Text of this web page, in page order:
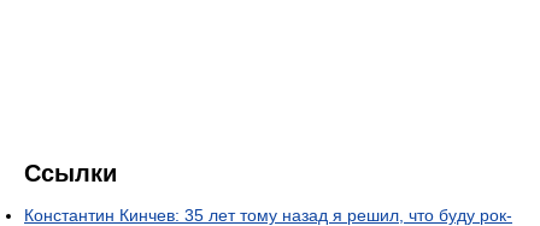
Ссылки
Константин Кинчев: 35 лет тому назад я решил, что буду рок-